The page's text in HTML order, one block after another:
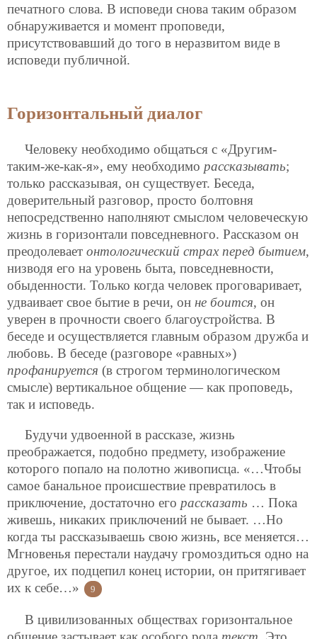
печатного слова. В исповеди снова таким образом
обнаруживается и момент проповеди,
присутствовавший до того в неразвитом виде в
исповеди публичной.
Горизонтальный диалог
Человеку необходимо общаться с «Другим-
таким-же-как-я», ему необходимо рассказывать;
только рассказывая, он существует. Беседа,
доверительный разговор, просто болтовня
непосредственно наполняют смыслом человеческую
жизнь в горизонтали повседневного. Рассказом он
преодолевает онтологический страх перед бытием,
низводя его на уровень быта, повседневности,
обыденности. Только когда человек проговаривает,
удваивает свое бытие в речи, он не боится, он
уверен в прочности своего благоустройства. В
беседе и осуществляется главным образом дружба и
любовь. В беседе (разговоре «равных»)
профанируется (в строгом терминологическом
смысле) вертикальное общение — как проповедь,
так и исповедь.
Будучи удвоенной в рассказе, жизнь
преображается, подобно предмету, изображение
которого попало на полотно живописца. «…Чтобы
самое банальное происшествие превратилось в
приключение, достаточно его рассказать … Пока
живешь, никаких приключений не бывает. …Но
когда ты рассказываешь свою жизнь, все меняется…
Мгновенья перестали наудачу громоздиться одно на
другое, их подцепил конец истории, он притягивает
их к себе…»
9
В цивилизованных обществах горизонтальное